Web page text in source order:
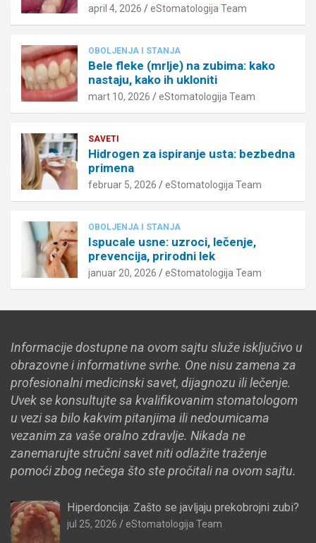
april 4, 2026 eStomatologija Team
OBOLJENJA I STANJA
Bele fleke (mrlje) na zubima: kako
nastaju, kako ih ukloniti
mart 10, 2026 eStomatologija Team
SAVETI
Hidrogen za ispiranje usta: bezbedna
primena
februar 5, 2026 eStomatologija Team
OBOLJENJA I STANJA
Ispucale usne: uzroci, lečenje,
prevencija, prirodni lek
januar 20, 2026 eStomatologija Team
Informacije dostupne na ovom sajtu služe isključivo u
obrazovne i informativne svrhe. One nisu zamena za
profesionalni medicinski savet, dijagnozu ili lečenje.
Uvek se konsultujte sa kvalifikovanim stomatologom
u vezi sa bilo kakvim pitanjima ili nedoumicama
vezanim za vaše oralno zdravlje. Nikada ne
zanemarujte stručni savet niti odlažite traženje
pomoći zbog nečega što ste pročitali na ovom sajtu.
Hiperdoncija: Zašto se javljaju prekobrojni zubi?
jul 25, 2026 eStomatologija Team